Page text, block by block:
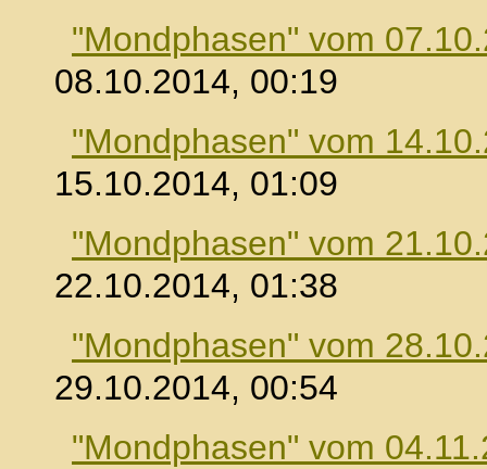
"Mondphasen" vom
08.10.2014, 00:19
"Mondphasen" vom
15.10.2014, 01:09
"Mondphasen" vom
22.10.2014, 01:38
"Mondphasen" vom
29.10.2014, 00:54
"Mondphasen" vom